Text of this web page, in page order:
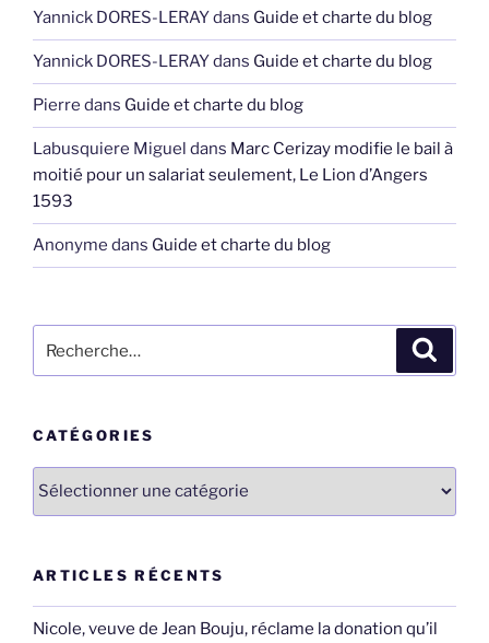
Yannick DORES-LERAYdans Guide et charte du blog
Yannick DORES-LERAYdans Guide et charte du blog
Pierre dans Guide et charte du blog
Labusquiere Miguel dans Marc Cerizay modifie le bail à
moitié pour un salariat seulement, Le Lion d’Angers
1593
Anonyme dans Guide et charte du blog
pour
CATÉGORIES
Catégories
ARTICLES RÉCENTS
Nicole, veuve de Jean Bouju, réclame la donation qu’il